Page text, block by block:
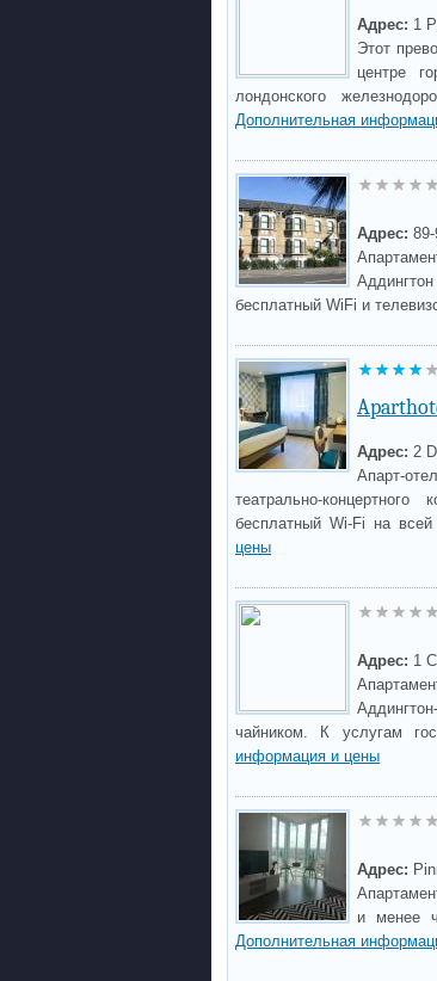
Адрес: 1
Этот
центре
лондонского
Дополнительная
Адрес:
бесплатный WiFi и
Адрес: 2
Апарт-
театрально-
бесплатный Wi-Fi на
цены
Адрес: 1
чайником. К услугам
информация и цены
Адрес:
и менее
Дополнительная